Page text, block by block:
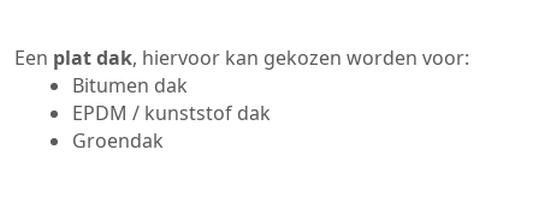
Een plat dak, hiervoor kan gekozen worden voor:
Bitumen dak
EPDM / kunststof dak
Groendak